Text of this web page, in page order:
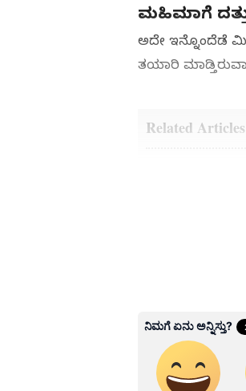
ಮಹಿಮಾಗೆ
ಅದೇ ಇನ್ನೊಂದೆಡೆ
ತಯಾರಿ
Related Articles
3
6